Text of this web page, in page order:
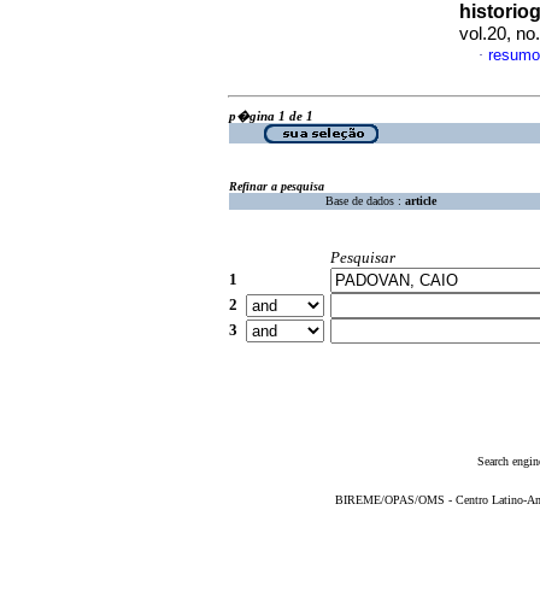
vol.20,
·
p�gina 1 de 1
Refinar a pesquisa
Base de dados : article
Pesquisar
1
2
3
Search
BIREME/OPAS/OMS - Centro Latino-